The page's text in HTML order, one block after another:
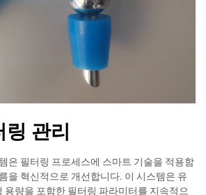
링 관리
은 필터링 프로세스에 스마트 기술을 적용함
을 혁신적으로 개선합니다. 이 시스템은 유
용량을 포함한 필터링 파라미터를 지속적으